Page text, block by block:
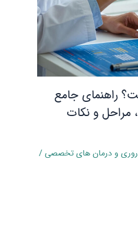
راهنمای جامع
مراحل و نکات
و درمان‌ های تخصصی/